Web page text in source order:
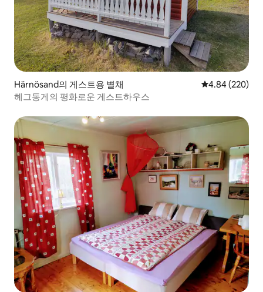
Härnösand의 게스트용 별채 평점 4.84점(5
4.84 (220)
헤그동게의 평화로운 게스트하우스